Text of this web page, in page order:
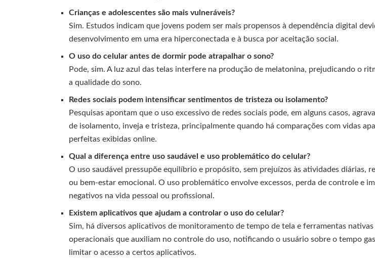
Crianças e adolescentes são mais vulneráveis?
Sim. Estudos indicam que jovens podem ser mais propensos à dependência digital
desenvolvimento em uma era hiperconectada e à busca por aceitação social.
O uso do celular antes de dormir pode atrapalhar o sono?
Pode, sim. A luz azul das telas interfere na produção de melatonina, prejudicando o
a qualidade do sono.
Redes sociais podem intensificar sentimentos de tristeza ou isolamento?
Pesquisas apontam que o uso excessivo de redes sociais pode, em alguns casos,
de isolamento, inveja e tristeza, principalmente quando há comparações com vidas
perfeitas exibidas online.
Qual a diferença entre uso saudável e uso problemático do celular?
O uso saudável pressupõe equilíbrio e propósito, sem prejuízos às atividades diárias,
ou bem-estar emocional. O uso problemático envolve excessos, perda de controle e
negativos na vida pessoal ou profissional.
Existem aplicativos que ajudam a controlar o uso do celular?
Sim, há diversos aplicativos de monitoramento de tempo de tela e ferramentas nativas
operacionais que auxiliam no controle do uso, notificando o usuário sobre o tempo
limitar o acesso a certos aplicativos.